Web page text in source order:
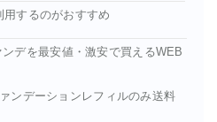
するのがおすすめ
デを最安値・激安で買えるWEB
ンデーションレフィルのみ送料